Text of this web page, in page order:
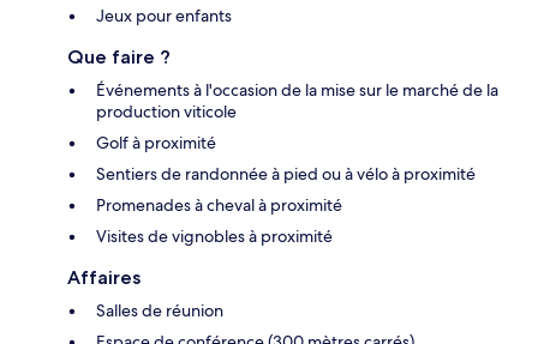
Jeux pour enfants
Que faire ?
Événements à l'occasion de la mise sur le marché de la
production viticole
Golf à proximité
Sentiers de randonnée à pied ou à vélo à proximité
Promenades à cheval à proximité
Visites de vignobles à proximité
Affaires
Salles de réunion